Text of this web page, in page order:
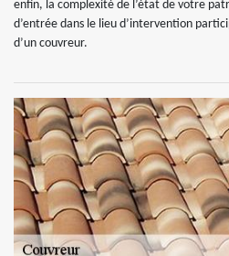
enfin, la complexité de l’état de votre
d’entrée dans le lieu d’intervention
d’un couvreur.